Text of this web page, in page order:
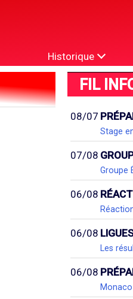
Historique
FIL
08/07
Stage
07/08
Groupe
06/08
06/08
Les
06/08